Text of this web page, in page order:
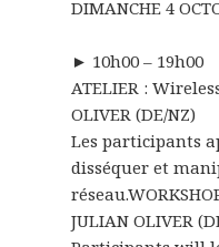
DIMANCHE 4
► 10h00 – 19h00
ATELIER :
OLIVER (DE/NZ)
Les participants
disséquer et
réseau.
JULIAN OLIVER